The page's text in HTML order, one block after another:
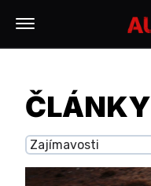
ČLÁNKY